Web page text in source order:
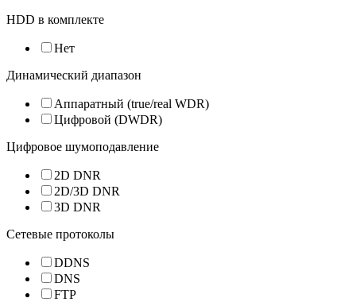
HDD в комплекте
Нет
Динамический диапазон
Аппаратный (true/real WDR)
Цифровой (DWDR)
Цифровое шумоподавление
2D DNR
2D/3D DNR
3D DNR
Сетевые протоколы
DDNS
DNS
FTP